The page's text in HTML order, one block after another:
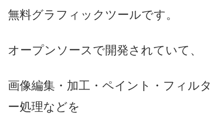
無料グラフィックツールです。
オープンソースで開発されていて、
画像編集・加工・ペイント・フィルタ
ー処理などを